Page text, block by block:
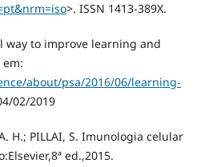
>. ISSN 1413-389X.
way to improve learning and
em:
about/psa/2016/06/learning-
02/2019
H.; PILLAI, S. Imunologia celular
ed.,2015.